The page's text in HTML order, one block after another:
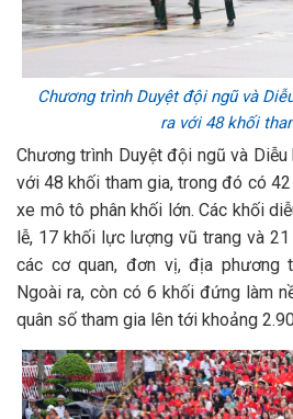
Chương trình Duyệt đội ngũ và
ra với 48 khối
Chương trình Duyệt đội ngũ và Diễu
với 48 khối tham gia, trong đó có
xe mô tô phân khối lớn. Các khối
lễ, 17 khối lực lượng vũ trang và
các cơ quan, đơn vị, địa phương
Ngoài ra, còn có 6 khối đứng làm
quân số tham gia lên tới khoảng